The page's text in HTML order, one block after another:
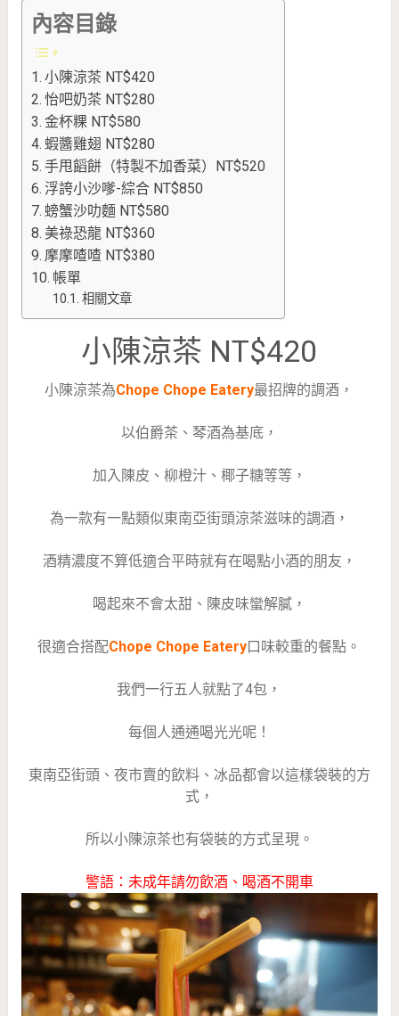
內容目錄
小陳涼茶 NT$420
怡吧奶茶 NT$280
金杯粿 NT$580
蝦醬雞翅 NT$280
手甩饀餅（特製不加香菜）NT$520
浮誇小沙嗲-綜合 NT$850
螃蟹沙叻麵 NT$580
美祿恐龍 NT$360
摩摩喳喳 NT$380
帳單
相關文章
小陳涼茶 NT$420
小陳涼茶為Chope Chope Eatery最招牌的調酒，
以伯爵茶、琴酒為基底，
加入陳皮、柳橙汁、椰子糖等等，
為一款有一點類似東南亞街頭涼茶滋味的調酒，
酒精濃度不算低適合平時就有在喝點小酒的朋友，
喝起來不會太甜、陳皮味蠻解膩，
很適合搭配Chope Chope Eatery口味較重的餐點。
我們一行五人就點了4包，
每個人通通喝光光呢！
東南亞街頭、夜市賣的飲料、冰品都會以這樣袋裝的方
式，
所以小陳涼茶也有袋裝的方式呈現。
警語：未成年請勿飲酒、喝酒不開車